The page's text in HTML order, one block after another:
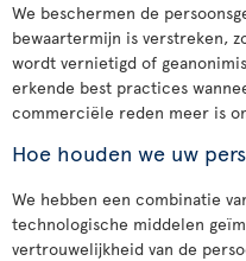
We beschermen de
bewaartermijn is verstreken,
wordt vernietigd of
erkende best practices
commerciële reden meer is
Hoe houden we uw
We hebben een combinatie
technologische middelen
vertrouwelijkheid van de